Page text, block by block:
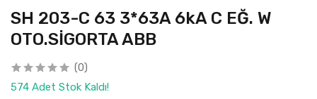
SH 203-C 63 3*63A 6kA C EĞ. W
OTO.SİGORTA ABB
(0)
574 Adet Stok Kaldı!